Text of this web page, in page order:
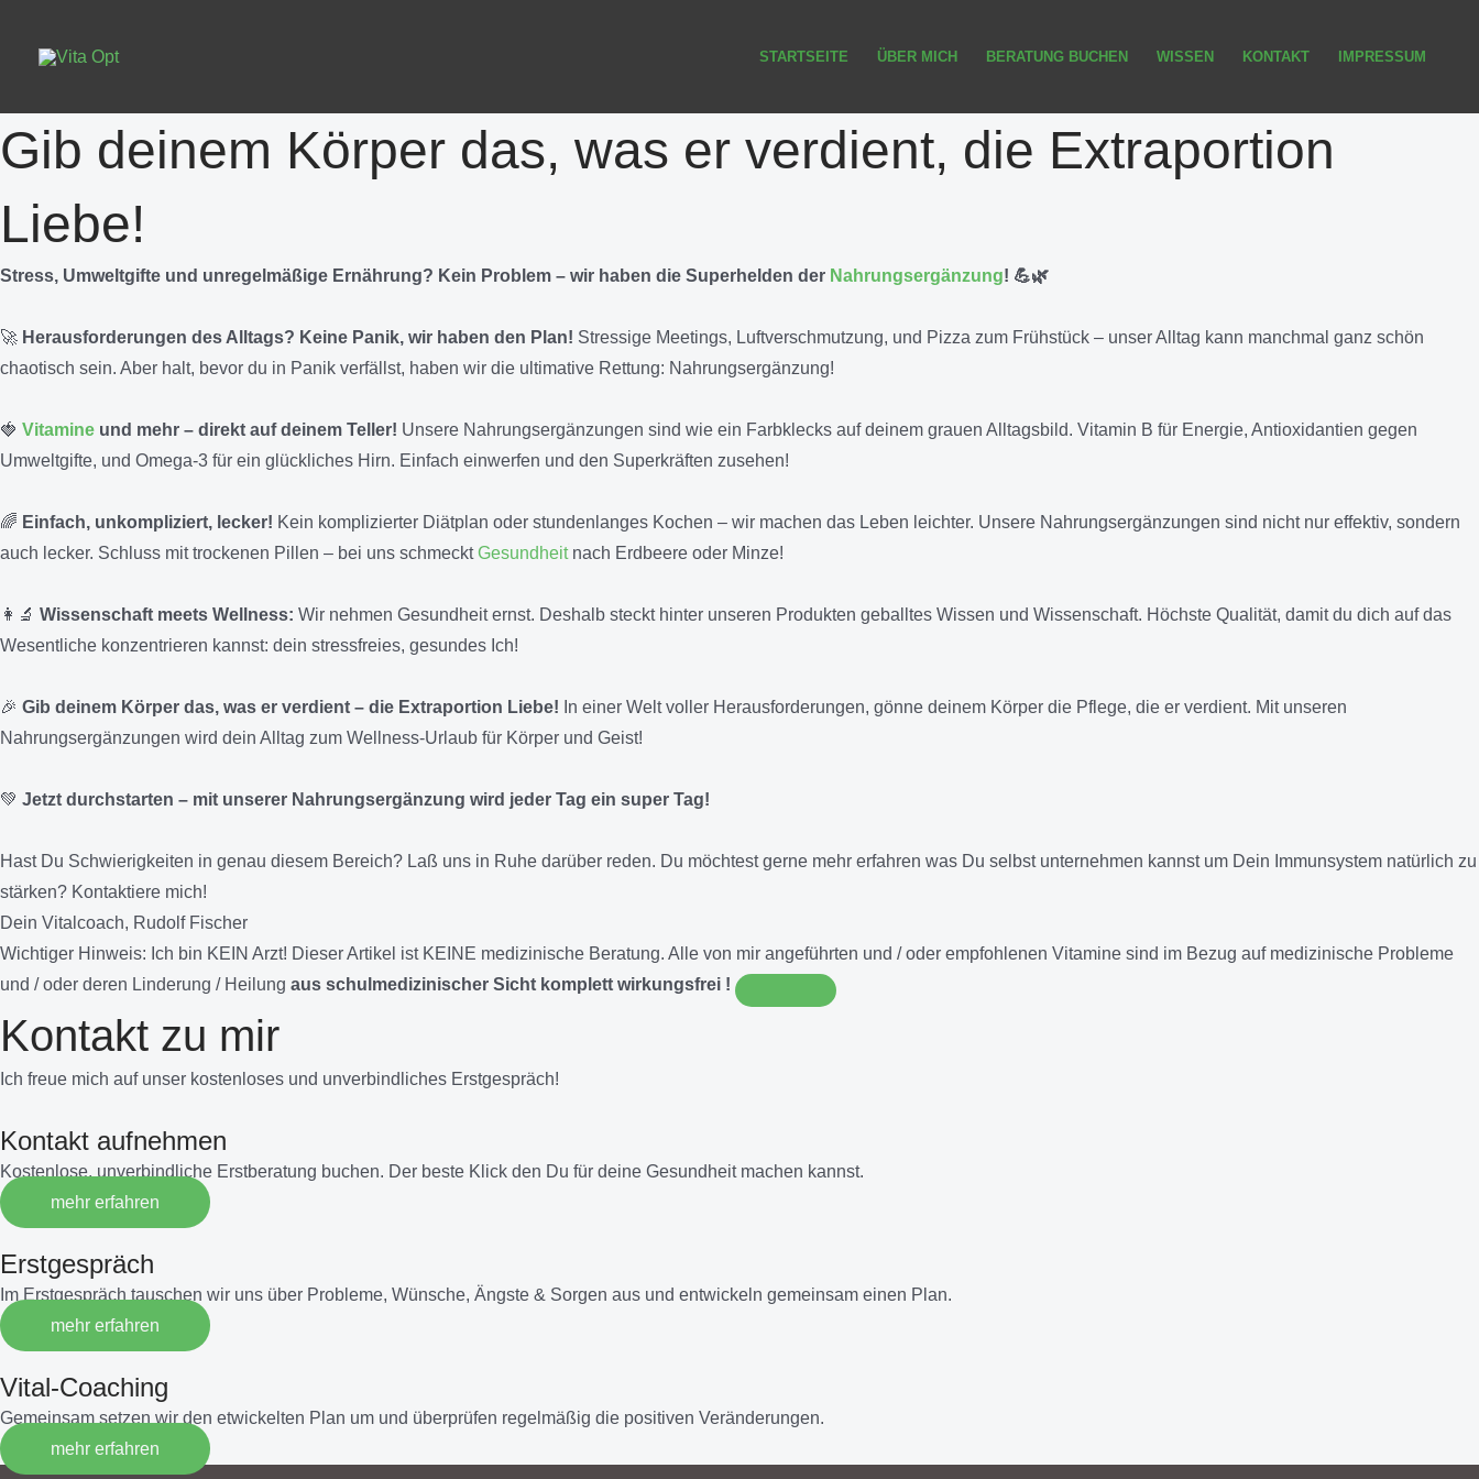
Inhalt
STARTSEITE ÜBER MICH BERATUNG BUCHEN WISSEN KONTAKT IMPRESSUM
Gib deinem Körper das, was er verdient, die Extraportion
Liebe!
Stress, Umweltgifte und unregelmäßige Ernährung? Kein Problem – wir haben die Superhelden der Nahrungsergänzung! 💪🌿
🚀 Herausforderungen des Alltags? Keine Panik, wir haben den Plan! Stressige Meetings, Luftverschmutzung, und Pizza zum Frühstück – unser Alltag kann manchmal ganz schön
chaotisch sein. Aber halt, bevor du in Panik verfällst, haben wir die ultimative Rettung: Nahrungsergänzung!
🍓 Vitamine und mehr – direkt auf deinem Teller! Unsere Nahrungsergänzungen sind wie ein Farbklecks auf deinem grauen Alltagsbild. Vitamin B für Energie, Antioxidantien gegen
Umweltgifte, und Omega-3 für ein glückliches Hirn. Einfach einwerfen und den Superkräften zusehen!
🌈 Einfach, unkompliziert, lecker! Kein komplizierter Diätplan oder stundenlanges Kochen – wir machen das Leben leichter. Unsere Nahrungsergänzungen sind nicht nur effektiv, sondern
auch lecker. Schluss mit trockenen Pillen – bei uns schmecktGesundheitnach Erdbeere oder Minze!
👩‍🔬 Wissenschaft meets Wellness: Wir nehmen Gesundheit ernst. Deshalb steckt hinter unseren Produkten geballtes Wissen und Wissenschaft. Höchste Qualität, damit du dich auf das
Wesentliche konzentrieren kannst: dein stressfreies, gesundes Ich!
🎉 Gib deinem Körper das, was er verdient – die Extraportion Liebe! In einer Welt voller Herausforderungen, gönne deinem Körper die Pflege, die er verdient. Mit unseren
Nahrungsergänzungen wird dein Alltag zum Wellness-Urlaub für Körper und Geist!
💚 Jetzt durchstarten – mit unserer Nahrungsergänzung wird jeder Tag ein super Tag!
Hast Du Schwierigkeiten in genau diesem Bereich? Laß uns in Ruhe darüber reden. Du möchtest gerne mehr erfahren was Du selbst unternehmen kannst um Dein Immunsystem natürlich zu
stärken? Kontaktiere mich!
Dein Vitalcoach, Rudolf Fischer
Wichtiger Hinweis: Ich bin KEIN Arzt! Dieser Artikel ist KEINE medizinische Beratung. Alle von mir angeführten und / oder empfohlenen Vitamine sind im Bezug auf medizinische Probleme
und / oder deren Linderung / Heilung aus schulmedizinischer Sicht komplett wirkungsfrei !
Kontakt zu mir
Ich freue mich auf unser kostenloses und unverbindliches Erstgespräch!
Kontakt aufnehmen
Kostenlose, unverbindliche Erstberatung buchen. Der beste Klick den Du für deine Gesundheit machen kannst.
mehr erfahren
Erstgespräch
Im Erstgespräch tauschen wir uns über Probleme, Wünsche, Ängste & Sorgen aus und entwickeln gemeinsam einen Plan.
mehr erfahren
Vital-Coaching
Gemeinsam setzen wir den etwickelten Plan um und überprüfen regelmäßig die positiven Veränderungen.
mehr erfahren